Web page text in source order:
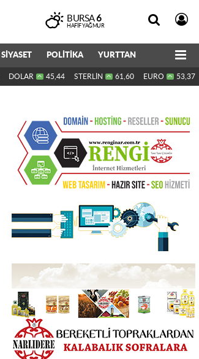
BURSA6
HAFIF YAĞMUR
SİYASET POLİTİKA YURTTAN
DOLAR 45,44 STERLİN 61,60 EURO 53,37